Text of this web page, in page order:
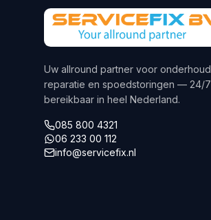
Uw allround partner voor onderhoud,
reparatie en spoedstoringen — 24/7
bereikbaar in heel Nederland.
085 800 4321
06 233 00 112
info@servicefix.nl